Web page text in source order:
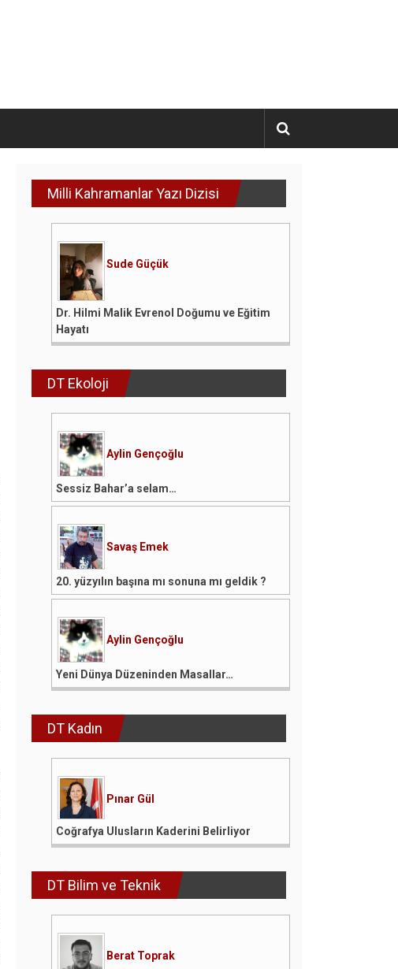
Milli Kahramanlar Yazı Dizisi
Sude Güçük
Dr. Hilmi Malik Evrenol Doğumu ve Eğitim
Hayatı
DT Ekoloji
Aylin Gençoğlu
Sessiz Bahar’a selam…
Savaş Emek
20. yüzyılın başına mı sonuna mı geldik ?
Aylin Gençoğlu
Yeni Dünya Düzeninden Masallar…
DT Kadın
Pınar Gül
Coğrafya Ulusların Kaderini Belirliyor
DT Bilim ve Teknik
Berat Toprak